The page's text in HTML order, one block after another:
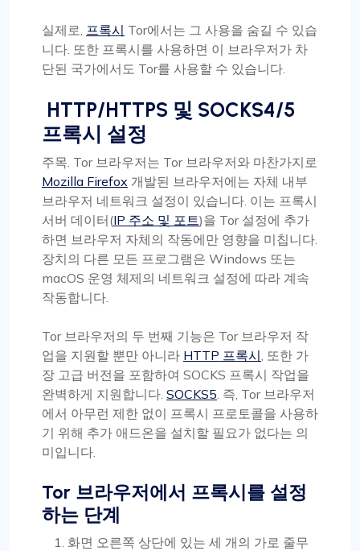
실제로, 프록시 Tor에서는 그 사용을 숨길 수 있습
니다. 또한 프록시를 사용하면 이 브라우저가 차
단된 국가에서도 Tor를 사용할 수 있습니다.
HTTP/HTTPS 및 SOCKS4/5
프록시 설정
주목. Tor 브라우저는 Tor 브라우저와 마찬가지로
Mozilla Firefox 개발된 브라우저에는 자체 내부
브라우저 네트워크 설정이 있습니다. 이는 프록시
서버 데이터(IP 주소 및 포트)을 Tor 설정에 추가
하면 브라우저 자체의 작동에만 영향을 미칩니다.
장치의 다른 모든 프로그램은 Windows 또는
macOS 운영 체제의 네트워크 설정에 따라 계속
작동합니다.
Tor 브라우저의 두 번째 기능은 Tor 브라우저 작
업을 지원할 뿐만 아니라 HTTP 프록시 , 또한 가
장 고급 버전을 포함하여 SOCKS 프록시 작업을
완벽하게 지원합니다. SOCKS5 . 즉, Tor 브라우저
에서 아무런 제한 없이 프록시 프로토콜을 사용하
기 위해 추가 애드온을 설치할 필요가 없다는 의
미입니다.
Tor 브라우저에서 프록시를 설정
하는 단계
화면 오른쪽 상단에 있는 세 개의 가로 줄무